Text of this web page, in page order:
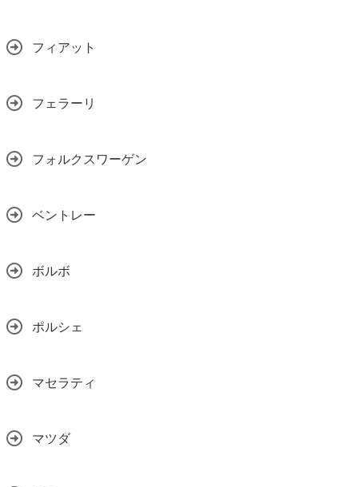
フィアット
フェラーリ
フォルクスワーゲン
ベントレー
ボルボ
ポルシェ
マセラティ
マツダ